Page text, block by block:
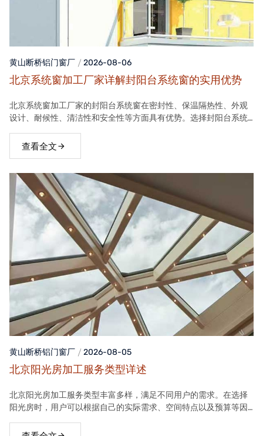
黄山断桥铝门窗厂 2026-08-06
北京系统窗加工厂家详解封阳台系统窗的实用优势
北京系统窗加工厂家的封阳台系统窗在密封性、保温隔热性、外观
设计、耐候性、清洁性和安全性等方面具有优势。选择封阳台系统
体验。
查看全文
黄山断桥铝门窗厂 2026-08-05
北京阳光房加工服务类型详述
北京阳光房加工服务类型丰富多样，满足不同用户的需求。在选择
阳光房时，用户可以根据自己的实际需求、空间特点以及预算等因